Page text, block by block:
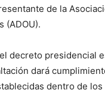
de la
(ADOU).
decreto presidencial
dará
dentro de